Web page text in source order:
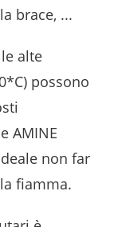
brace, ...
alte
possono
AMINE
non far
fiamma.